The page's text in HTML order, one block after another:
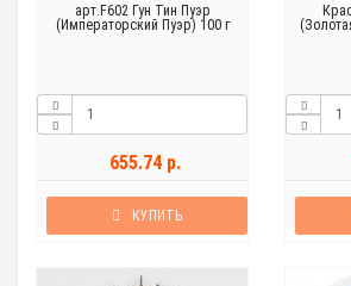
арт.F602 Гун Тин Пуэр
(Императорский Пуэр) 100 г
655.74 р.
КУПИТЬ